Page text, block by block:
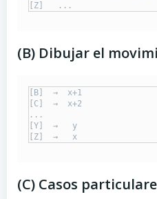
(B) Dibujar el
[B]  →  x+1
[C]  →  x+2
...
[Y]  →   y
(C) Casos